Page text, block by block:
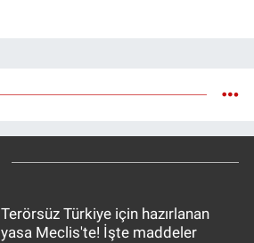
Terörsüz Türkiye için hazırlanan
yasa Meclis'te! İşte maddeler